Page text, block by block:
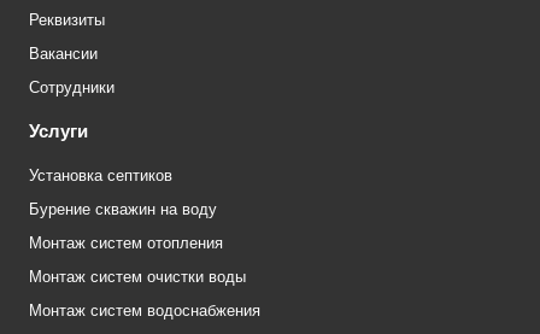
Реквизиты
Вакансии
Сотрудники
Услуги
Установка септиков
Бурение скважин на воду
Монтаж систем отопления
Монтаж систем очистки воды
Монтаж систем водоснабжения